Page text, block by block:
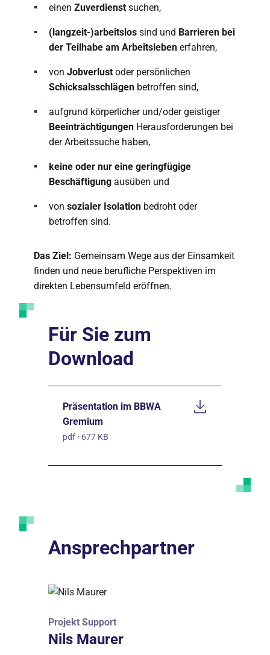
einen Zuverdienst suchen,
(langzeit-)arbeitslos sind und Barrieren bei
der Teilhabe am Arbeitsleben erfahren,
von Jobverlust oder persönlichen
Schicksalsschlägen betroffen sind,
aufgrund körperlicher und/oder geistiger
Beeinträchtigungen Herausforderungen bei
der Arbeitssuche haben,
keine oder nur eine geringfügige
Beschäftigung ausüben und
von sozialer Isolation bedroht oder
betroffen sind.
Das Ziel: Gemeinsam Wege aus der Einsamkeit
finden und neue berufliche Perspektiven im
direkten Lebensumfeld eröffnen.
Für Sie zum
Download
Präsentation im BBWA
Gremium
pdf · 677 KB
Ansprechpartner
Projekt Support
Nils Maurer